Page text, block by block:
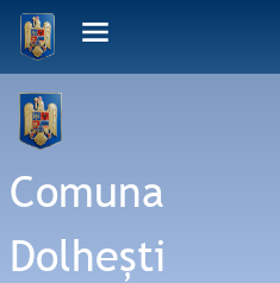
Comuna
Dolhești